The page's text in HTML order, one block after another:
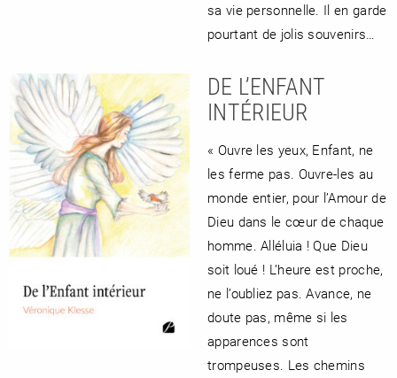
sa vie personnelle. Il en garde
pourtant de jolis souvenirs…
DE L’ENFANT
INTÉRIEUR
« Ouvre les yeux, Enfant, ne
les ferme pas. Ouvre-les au
monde entier, pour l’Amour de
Dieu dans le cœur de chaque
homme. Alléluia ! Que Dieu
soit loué ! L’heure est proche,
ne l’oubliez pas. Avance, ne
doute pas, même si les
apparences sont
trompeuses. Les chemins